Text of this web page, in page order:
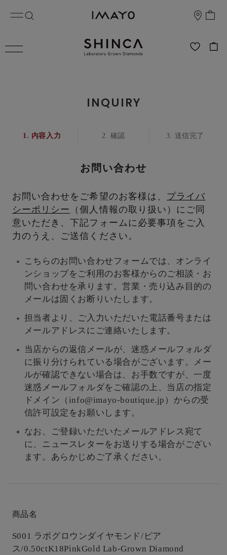
INQUIRY
内容入力 確認 送信完了
お問い合わせ
お問い合わせをご希望のお客様は、 プライバ
シーポリシー
（個人情報の取り扱い）にご同
意いただき、下記フォームに必要事項をご入
力のうえ、ご送信ください。
こちらのお問い合わせフォームでは、オンライ
ンショップをご利用のお客様からのご相談・お
問い合わせを承ります。営業・売り込み目的の
メールは固くお断りいたします。
担当者より、ご入力いただいた電話番号または
メールアドレスにご連絡いたします。
当店からの返信メールが、迷惑メールフォルダ
に振り分けられている場合がございます。メー
ルが確認できない場合は、お手数ですが、一度
迷惑メールフォルダをご確認の上、当店の指定
ドメイン（info@imayo-boutique.jp）からの受
信許可設定をお願いします。
なお、ご登録いただいたメールアドレス宛て
に、ニュースレターをお送りする場合がござい
ます。あらかじめご了承ください。
商品名
S001 ラボグロウンダイヤモンド/ピア
ス/0.50ctK18PinkGold Lab-Grown Diamond